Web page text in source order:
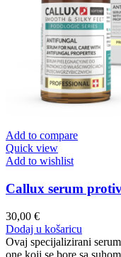
Add to compare
Quick view
Add to wishlist
Callux serum
30,00 €
Dodaj u košaricu
Ovaj specijalizirani
one koji se bore sa